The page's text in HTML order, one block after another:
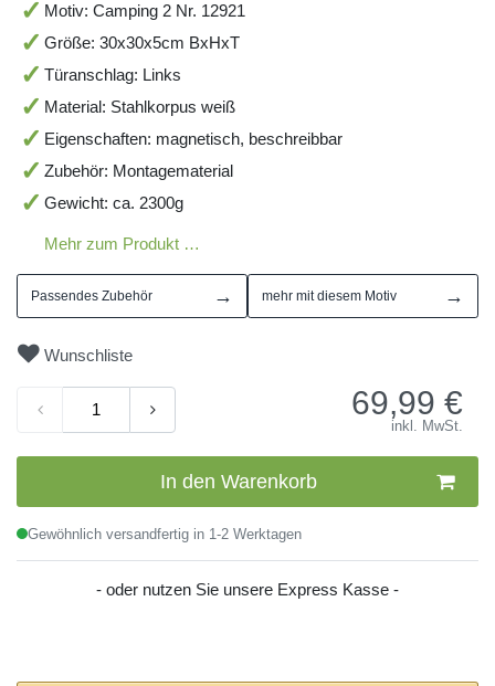
Motiv: Camping 2 Nr. 12921
Größe: 30x30x5cm BxHxT
Türanschlag: Links
Material: Stahlkorpus weiß
Eigenschaften: magnetisch, beschreibbar
Zubehör: Montagematerial
Gewicht: ca. 2300g
Mehr zum Produkt …
Passendes Zubehör → mehr mit diesem Motiv →
Wunschliste
69,99 €
inkl. MwSt.
In den Warenkorb
Gewöhnlich versandfertig in 1-2 Werktagen
- oder nutzen Sie unsere Express Kasse -